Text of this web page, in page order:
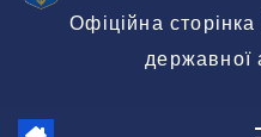
Офіційна
державної